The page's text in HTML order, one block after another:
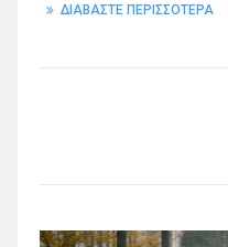
ΔΙΑΒΑΣΤΕ ΠΕΡΙΣΣΟΤΕΡΑ